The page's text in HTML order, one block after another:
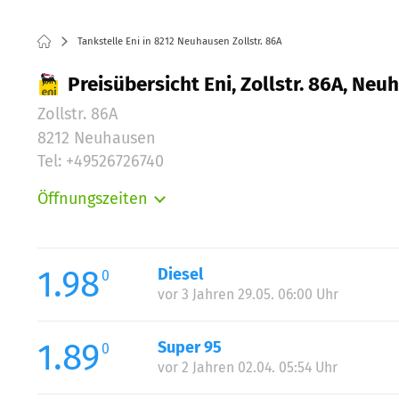
Tankstelle Eni in 8212 Neuhausen Zollstr. 86A
Preisübersicht Eni, Zollstr. 86A,
Zollstr. 86A
8212 Neuhausen
Tel: +49526726740
Öffnungszeiten
Mittwoch:
Donnerstag:
Samstag:
Sonntag:
1.980 Diesel
vor 3 Jahren 29.05. 06:00 Uhr
1.890 Super 95
vor 2 Jahren 02.04. 05:54 Uhr